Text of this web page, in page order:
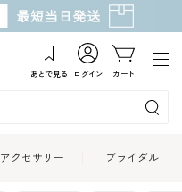
あとで見る ログイン カート
アクセサリー ブライダル